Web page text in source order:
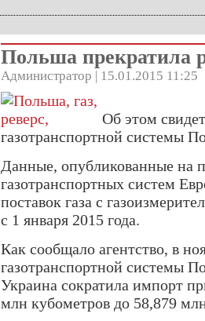
Польша прекратила
Администратор | 15.01.2015 11:25
Об этом
газотранспортной системы
Данные, опубликованные на
газотранспортных систем
поставок газа с
с 1 января 2015 года.
Как сообщало агентство, в
газотранспортной системы
Украина сократила импорт
млн кубометров до 58,879